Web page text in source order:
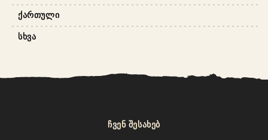
ᲥᲐᲠᲗᲣᲚᲘ
ᲡᲮᲕᲐ
ᲩᲕᲔᲜ ᲨᲔᲡᲐᲮᲔᲑ